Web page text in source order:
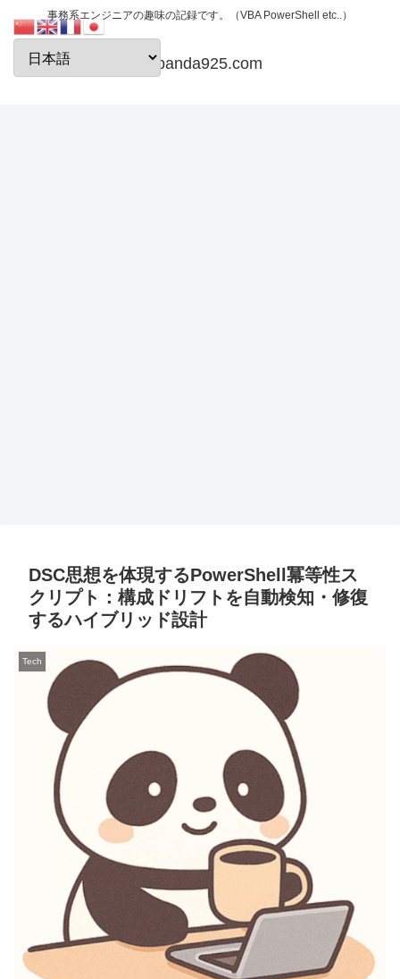
事務系エンジニアの趣味の記録です。（VBA PowerShell etc..）
papanda925.com
DSC思想を体現するPowerShell冪等性ス
クリプト：構成ドリフトを自動検知・修復
するハイブリッド設計
Tech